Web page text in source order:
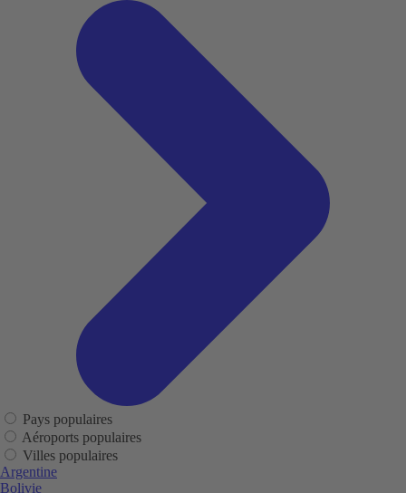
Pays populaires
Aéroports populaires
Villes populaires
Argentine
Bolivie